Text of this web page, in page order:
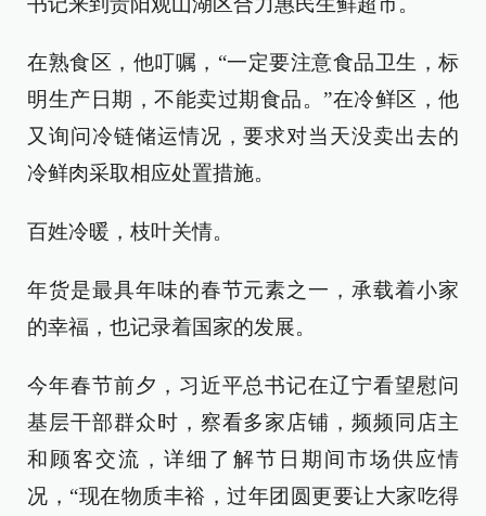
在熟食区，他叮嘱，“一定要注意食品卫生，标
明生产日期，不能卖过期食品。”在冷鲜区，他
又询问冷链储运情况，要求对当天没卖出去的
冷鲜肉采取相应处置措施。
百姓冷暖，枝叶关情。
年货是最具年味的春节元素之一，承载着小家
的幸福，也记录着国家的发展。
今年春节前夕，习近平总书记在辽宁看望慰问
基层干部群众时，察看多家店铺，频频同店主
和顾客交流，详细了解节日期间市场供应情
况，“现在物质丰裕，过年团圆更要让大家吃得